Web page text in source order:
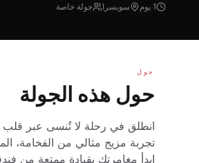
1 يوم سويسرا جولة خاصة
حول
حول هذه الجولة
انطلق في رحلة لا تُنسى عبر قلب
تجربة مزيج مثالي من الفخامة،
ابدأ مغامرتك بقيادة ممتعة من